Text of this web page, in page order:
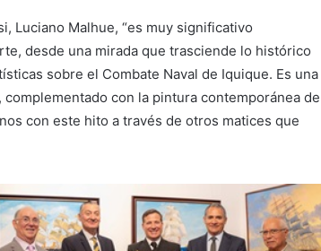
Luciano Malhue, “es muy significativo
desde una mirada que trasciende lo histórico
sobre el Combate Naval de Iquique. Es una
con la pintura contemporánea de
con este hito a través de otros matices que